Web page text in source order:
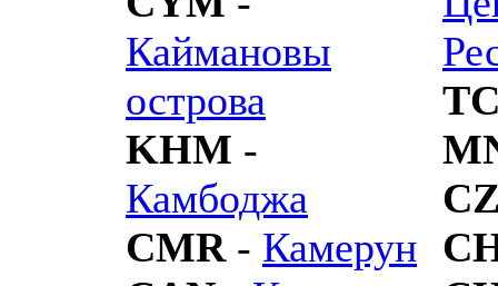
Каймановы
острова
KHM -
Камбоджа
CMR- Камерун